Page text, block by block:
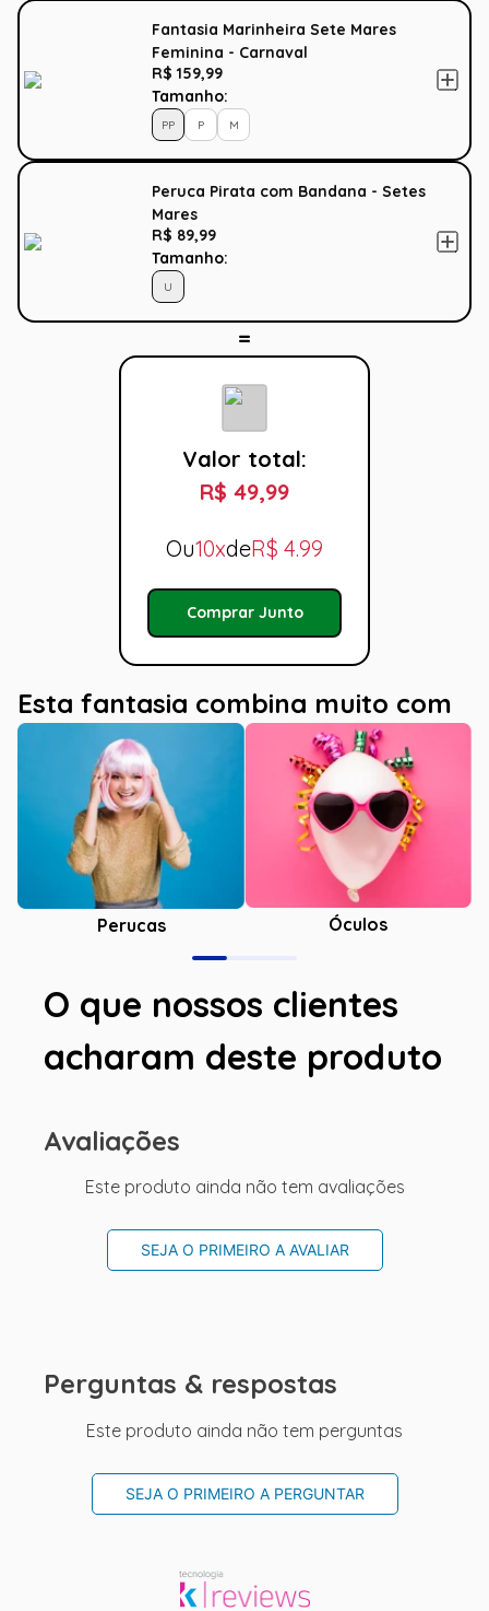
Fantasia Marinheira Sete Mares
Feminina - Carnaval
R$ 159,99
Tamanho:
PP P M
Peruca Pirata com Bandana - Setes
Mares
R$ 89,99
Tamanho:
U
Valor total:
R$ 49,99
Ou10xdeR$ 4.99
Comprar Junto
Esta fantasia combina muito com
Perucas Óculos
O que nossos clientes
acharam deste produto
Avaliações
Este produto ainda não tem avaliações
SEJA O PRIMEIRO A AVALIAR
Perguntas & respostas
Este produto ainda não tem perguntas
SEJA O PRIMEIRO A PERGUNTAR